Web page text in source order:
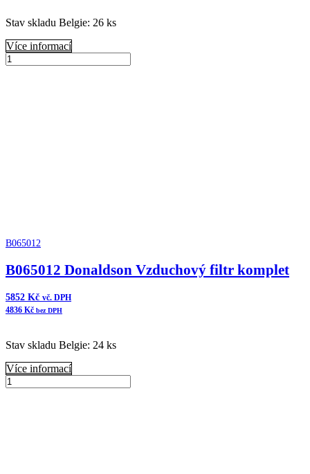
Stav skladu Belgie: 26 ks
Více informací
B065045
B065012
B065012 Donaldson Vzduchový filtr komplet
5852 Kč vč. DPH
4836 Kč bez DPH
Stav skladu Belgie: 24 ks
Více informací
B065012